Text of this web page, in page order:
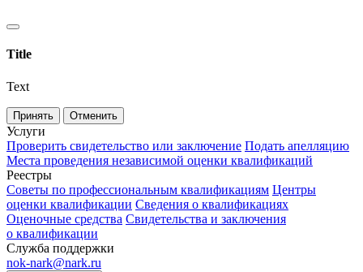
Title
Text
Принять Отменить
Услуги
Проверить свидетельство или заключение Подать апелляцию
Места проведения независимой оценки квалификаций
Реестры
Советы по профессиональным квалификациям Центры
оценки квалификации Сведения о квалификациях
Оценочные средства Свидетельства и заключения
о квалификации
Служба поддержки
nok-nark@nark.ru